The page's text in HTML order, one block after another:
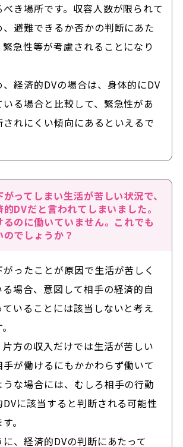
べき場所です。収容人数が限られて
、避難できるか否かの判断にあた
緊急性等が考慮されることになり
、経済的DVの場合は、身体的にDV
いる場合と比較して、緊急性があ
されにくい傾向にあるといえるで
ってしまい生活が苦しい状況で、
DVだと言われてしまいました。
るのに働いていません。これでも
でしょうか？
ったことが原因で生活が苦しく
る場合、意図して相手の経済的自
ていることには該当しないと考え
方の収入だけでは生活が苦しい
手が働けるにもかかわらず働いて
うな場合には、むしろ相手の行動
に該当すると判断される可能性
。
に、経済的DVの判断にあたって